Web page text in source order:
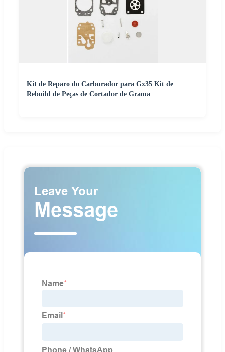
Kit de Reparo do Carburador para Gx35 Kit de
Rebuild de Peças de Cortador de Grama